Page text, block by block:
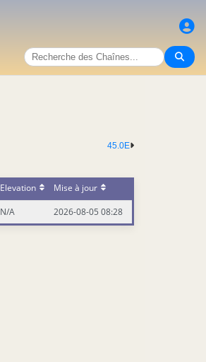
45.0E
Elevation
Mise à jour
N/A 2026-08-05 08:28